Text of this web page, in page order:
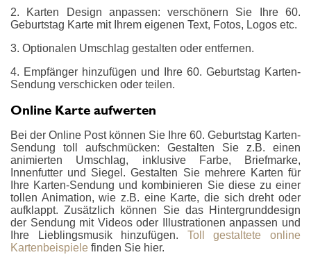
2. Karten Design anpassen: verschönern Sie Ihre 60.
Geburtstag Karte mit Ihrem eigenen Text, Fotos, Logos etc.
3. Optionalen Umschlag gestalten oder entfernen.
4. Empfänger hinzufügen und Ihre 60. Geburtstag Karten-
Sendung verschicken oder teilen.
Online Karte aufwerten
Bei der Online Post können Sie Ihre 60. Geburtstag Karten-
Sendung toll aufschmücken: Gestalten Sie z.B. einen
animierten Umschlag, inklusive Farbe, Briefmarke,
Innenfutter und Siegel. Gestalten Sie mehrere Karten für
Ihre Karten-Sendung und kombinieren Sie diese zu einer
tollen Animation, wie z.B. eine Karte, die sich dreht oder
aufklappt. Zusätzlich können Sie das Hintergrunddesign
der Sendung mit Videos oder Illustrationen anpassen und
Ihre Lieblingsmusik hinzufügen. Toll gestaltete online
Kartenbeispiele finden Sie hier.